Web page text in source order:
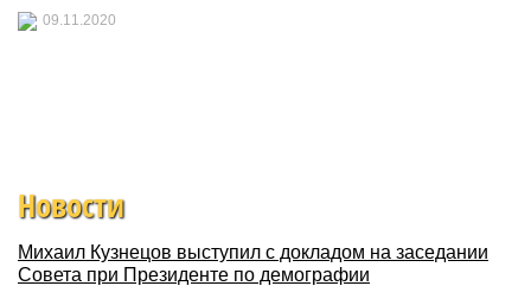
09.11.2020
Новости
Михаил Кузнецов выступил с докладом на заседании
Совета при Президенте по демографии